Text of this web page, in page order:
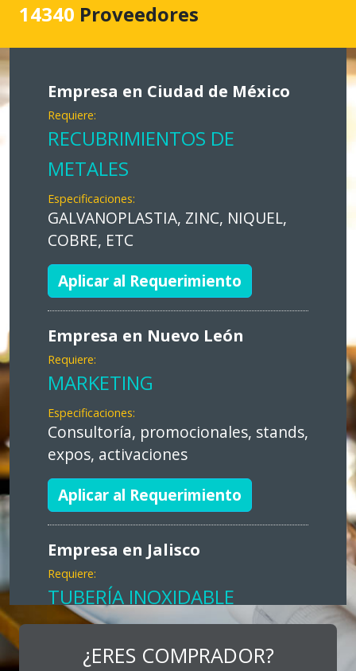
14340 Proveedores
Empresa en Ciudad de México
Requiere:
RECUBRIMIENTOS DE
METALES
Especificaciones:
GALVANOPLASTIA, ZINC, NIQUEL,
COBRE, ETC
Aplicar al Requerimiento
Empresa en Nuevo León
Requiere:
MARKETING
Especificaciones:
Consultoría, promocionales, stands,
expos, activaciones
Aplicar al Requerimiento
Empresa en Jalisco
Requiere:
TUBERÍA INOXIDABLE
Especificaciones:
cualquiera
¿ERES COMPRADOR?